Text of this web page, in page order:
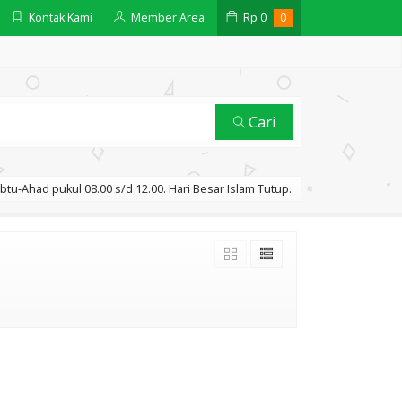
Kontak Kami Member Area Rp 0 0
Cari
Ahad pukul 08.00 s/d 12.00. Hari Besar Islam Tutup.